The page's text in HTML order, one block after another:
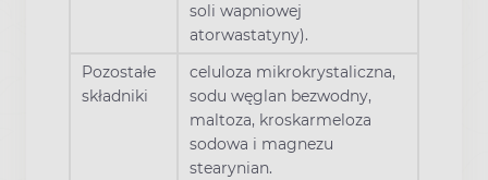
soli wapniowej
atorwastatyny).
Pozostałe
składniki
celuloza mikrokrystaliczna,
sodu węglan bezwodny,
maltoza, kroskarmeloza
sodowa i magnezu
stearynian.